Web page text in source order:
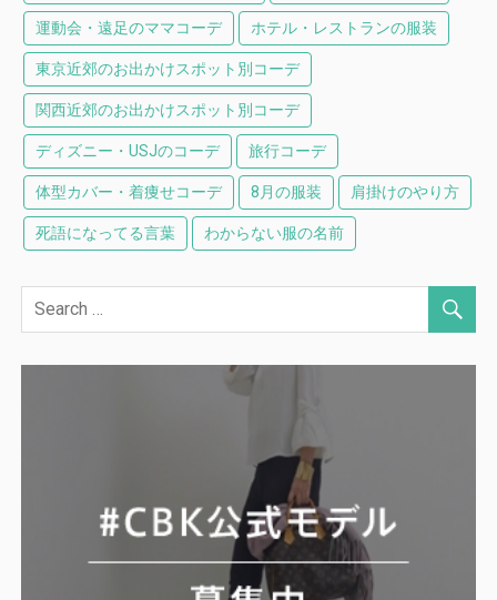
運動会・遠足のママコーデ ホテル・レストランの服装
東京近郊のお出かけスポット別コーデ
関西近郊のお出かけスポット別コーデ
ディズニー・USJのコーデ 旅行コーデ
体型カバー・着痩せコーデ 8月の服装 肩掛けのやり方
死語になってる言葉 わからない服の名前